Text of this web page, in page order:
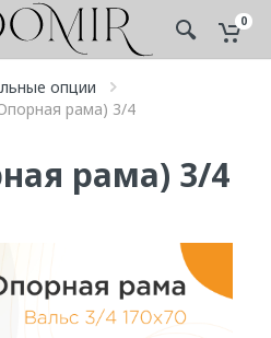
0
опции
рама) 3/4
рама) 3/4